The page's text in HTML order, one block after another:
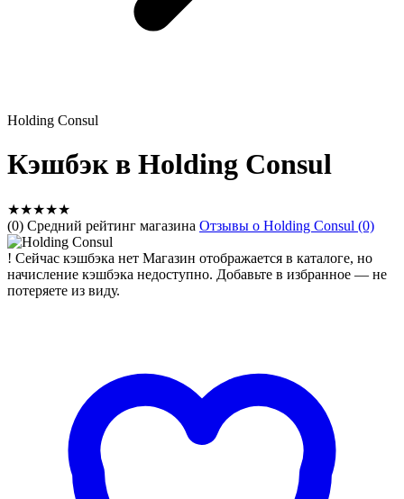
Holding Consul
Кэшбэк в Holding Consul
★★★★★
(0) Средний рейтинг магазина Отзывы о Holding Consul (0)
! Сейчас кэшбэка нет Магазин отображается в каталоге, но
начисление кэшбэка недоступно. Добавьте в избранное — не
потеряете из виду.